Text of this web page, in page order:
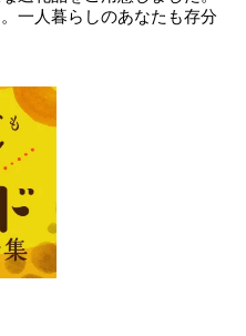
一人暮らしのあなたも存分